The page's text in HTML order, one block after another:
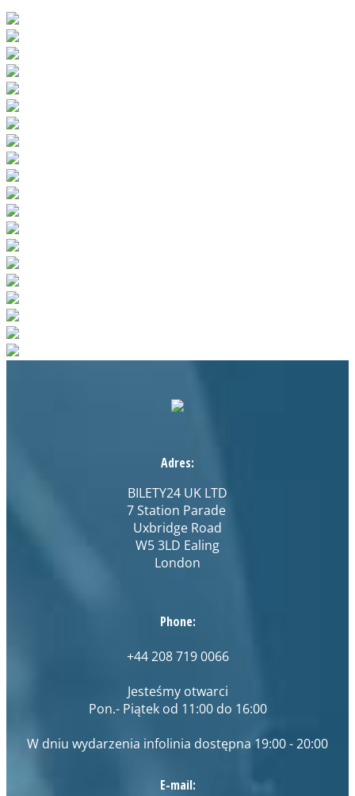
Adres:
BILETY24 UK LTD
7 Station Parade
Uxbridge Road
W5 3LD Ealing
London
Phone:
+44 208 719 0066
Jesteśmy otwarci
Pon.- Piątek od 11:00 do 16:00
W dniu wydarzenia infolinia dostępna 19:00 - 20:00
E-mail: